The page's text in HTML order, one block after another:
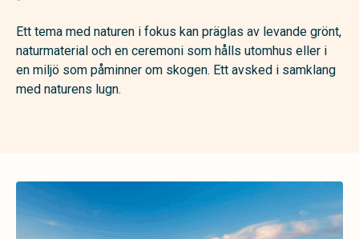
Ett tema med naturen i fokus kan präglas av levande grönt,
naturmaterial och en ceremoni som hålls utomhus eller i
en miljö som påminner om skogen. Ett avsked i samklang
med naturens lugn.